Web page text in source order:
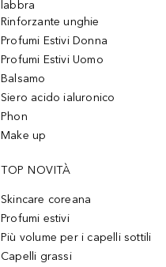
labbra
Rinforzante unghie
Profumi Estivi Donna
Profumi Estivi Uomo
Balsamo
Siero acido ialuronico
Phon
Make up
TOP NOVITÀ
Skincare coreana
Profumi estivi
Più volume per i capelli sottili
Capelli grassi